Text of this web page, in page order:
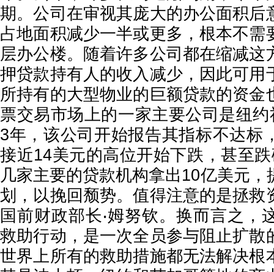
期。公司在审视其庞大的办公面积后
占地面积减少一半或更多，根本不需
层办公楼。随着许多公司都在缩减这
押贷款持有人的收入减少，因此可用
所持有的大型物业的巨额贷款的资金
票交易市场上的一家主要公司是纽
3年，该公司开始报告其指标不达标
接近14美元的高位开始下跌，甚至
几家主要的贷款机构拿出10亿美元
划，以挽回颓势。值得注意的是拯救
国前财政部长‧姆努钦。换而言之，
救助行动，是一次全员参与阻止扩散
世界上所有的救助措施都无法解决根